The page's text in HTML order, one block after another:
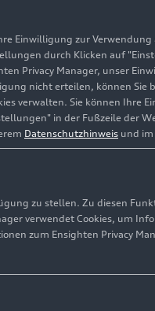
Einwilligung zur Verwendung
durch Klicken auf
Privacy Manager, unser
nicht erteilen, können Sie
verwalten. Sie können Ihre
in der Fußzeile der
Datenschutzhinweis und im
zu stellen. Zu diesen
verwendet Cookies, um
zum Ensighten Privacy